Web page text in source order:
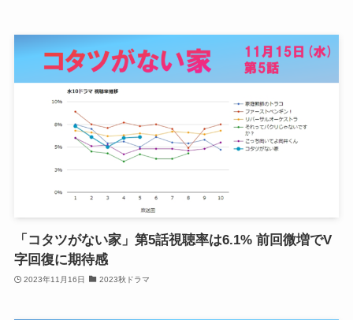
「コタツがない家」第5話視聴率は6.1% 前回微増でV
字回復に期待感
2023年11月16日 2023秋ドラマ